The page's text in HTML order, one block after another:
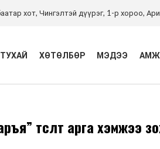
хот, Чингэлтэй дүүрэг, 1-р хороо,
баг
ХӨТӨЛБӨР
хөтөлбөр
МЭДЭЭ
төсөлт арга хэмжээ